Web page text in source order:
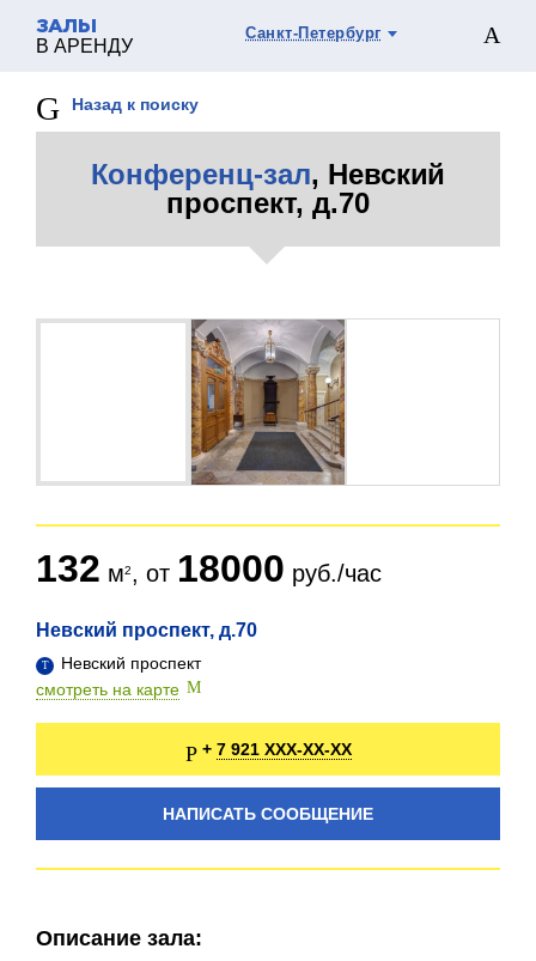
ЗАЛЫ
В АРЕНДУ
Санкт-Петербург
Назад к поиску
Конференц-зал, Невский
проспект, д.70
Невский проспект, д.70
Невский проспект
смотреть на карте
132 м , от 18000 руб./час
+ 7 921 XXX-XX-XX
НАПИСАТЬ СООБЩЕНИЕ
Описание зала: